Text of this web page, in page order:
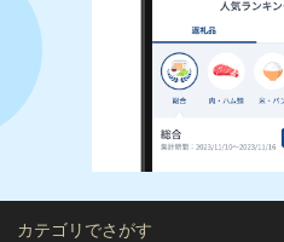
カテゴリでさがす